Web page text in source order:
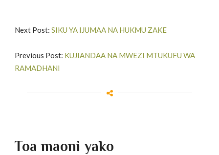
Next Post: SIKU YA IJUMAA NA HUKMU ZAKE
Previous Post: KUJIANDAA NA MWEZI MTUKUFU WA
RAMADHANI
Toa maoni yako